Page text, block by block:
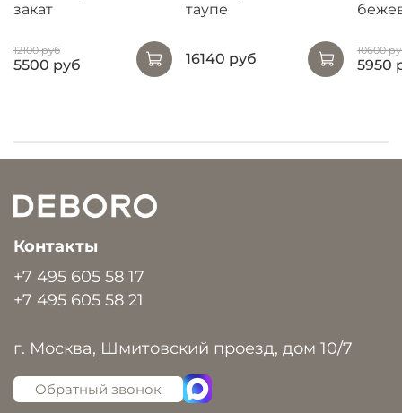
закат
12100 руб
5500 руб
таупе
16140 руб 10600
5950
Контакты
+7 495 605 58 17
+7 495 605 58 21
г. Москва, Шмитовский проезд, дом 10/7
Обратный звонок